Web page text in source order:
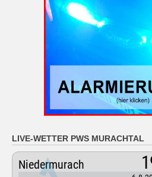
LIVE-WETTER PWS MURACHTAL